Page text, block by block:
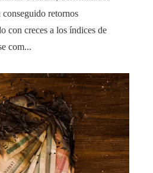
retornos
con creces a los índices de
com...